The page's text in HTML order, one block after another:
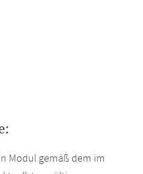
Modul gemäß dem im